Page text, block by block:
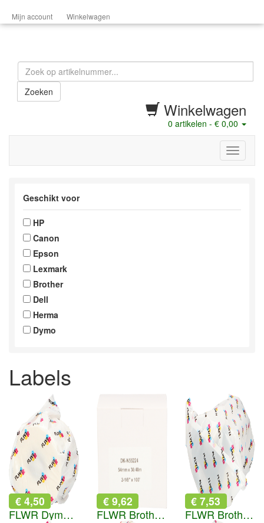
Mijn account Winkelwagen
Zoeken
Winkelwagen
0 artikelen - € 0,00
menu
Geschikt voor
HP
Canon
Epson
Lexmark
Brother
Dell
Herma
Dymo
Labels
€ 4,50
FLWR Dymo 11356 naambadges 41 mm x 89 mm wit
€ 9,62
FLWR Brother DK-N55224 x 54 mm 30.48 M wit
€ 7,53
FLWR Brother DK-22225 x 38 mm 30.48 M wit